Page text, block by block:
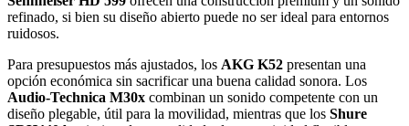
refinado, si bien su diseño abierto puede no ser ideal para entornos
ruidosos.
Para presupuestos más ajustados, los AKG K52 presentan una
opción económica sin sacrificar una buena calidad sonora. Los
Audio-Technica M30x combinan un sonido competente con un
diseño plegable, útil para la movilidad, mientras que los Shure